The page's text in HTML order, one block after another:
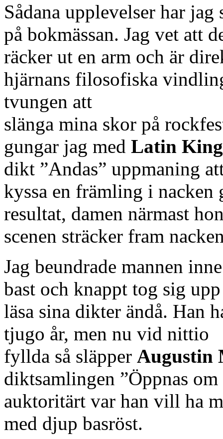
Sådana upplevelser har
på bokmässan. Jag vet att
räcker ut en arm och är
hjärnans filosofiska
tvungen att
slänga mina skor på
gungar jag med Latin
dikt ”Andas” uppmaning
kyssa en främling i nacken
resultat, damen närmast
scenen sträcker fram
Jag beundrade mannen
bast och knappt tog sig
läsa sina dikter ändå. Han
tjugo år, men nu vid nittio
fyllda så släpper Augustin
diktsamlingen ”Öppnas
auktoritärt var han vill ha
med djup basröst.